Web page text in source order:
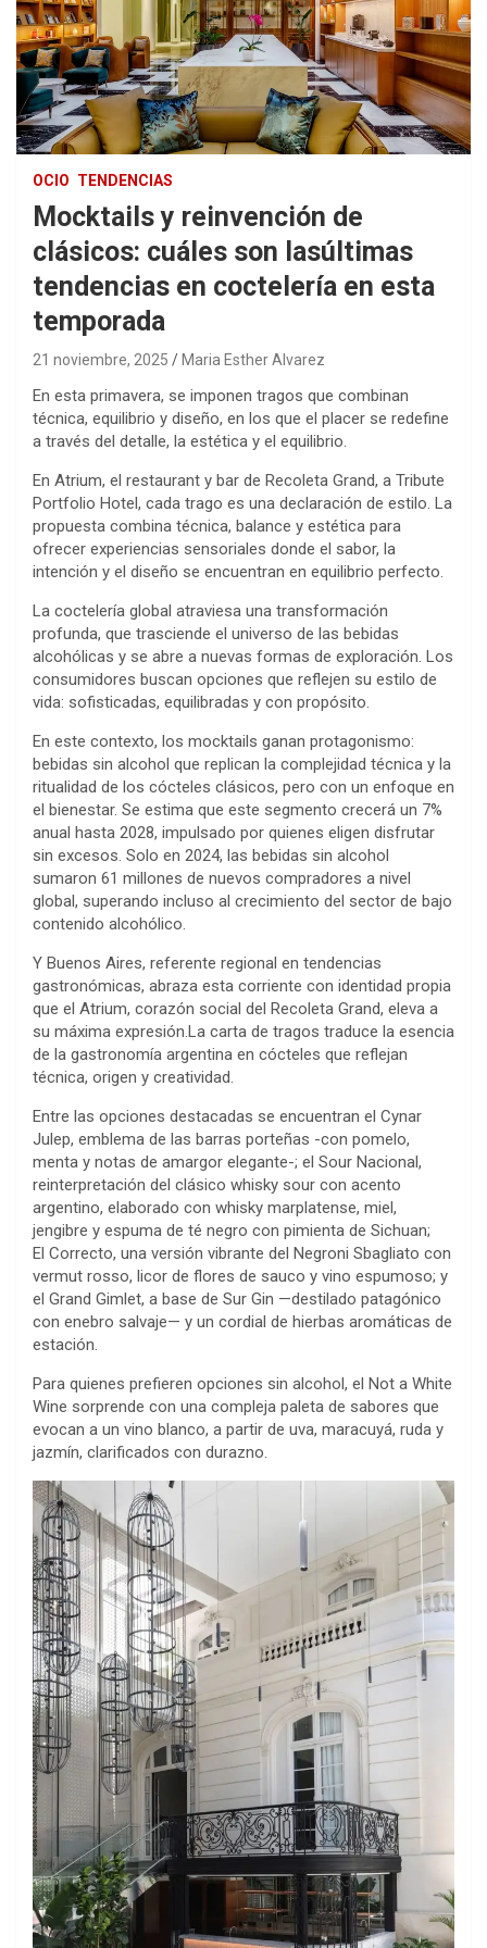
OCIO TENDENCIAS
Mocktails y reinvención de
clásicos: cuáles son lasúltimas
tendencias en coctelería en esta
temporada
21 noviembre, 2025 Maria Esther Alvarez
En esta primavera, se imponen tragos que combinan
técnica, equilibrio y diseño, en los que el placer se redefine
a través del detalle, la estética y el equilibrio.
En Atrium, el restaurant y bar de Recoleta Grand, a Tribute
Portfolio Hotel, cada trago es una declaración de estilo. La
propuesta combina técnica, balance y estética para
ofrecer experiencias sensoriales donde el sabor, la
intención y el diseño se encuentran en equilibrio perfecto.
La coctelería global atraviesa una transformación
profunda, que trasciende el universo de las bebidas
alcohólicas y se abre a nuevas formas de exploración. Los
consumidores buscan opciones que reflejen su estilo de
vida: sofisticadas, equilibradas y con propósito.
En este contexto, los mocktails ganan protagonismo:
bebidas sin alcohol que replican la complejidad técnica y la
ritualidad de los cócteles clásicos, pero con un enfoque en
el bienestar. Se estima que este segmento crecerá un 7%
anual hasta 2028, impulsado por quienes eligen disfrutar
sin excesos. Solo en 2024, las bebidas sin alcohol
sumaron 61 millones de nuevos compradores a nivel
global, superando incluso al crecimiento del sector de bajo
contenido alcohólico.
Y Buenos Aires, referente regional en tendencias
gastronómicas, abraza esta corriente con identidad propia
que el Atrium, corazón social del Recoleta Grand, eleva a
su máxima expresión.La carta de tragos traduce la esencia
de la gastronomía argentina en cócteles que reflejan
técnica, origen y creatividad.
Entre las opciones destacadas se encuentran el Cynar
Julep, emblema de las barras porteñas -con pomelo,
menta y notas de amargor elegante-; el Sour Nacional,
reinterpretación del clásico whisky sour con acento
argentino, elaborado con whisky marplatense, miel,
jengibre y espuma de té negro con pimienta de Sichuan;
El Correcto, una versión vibrante del Negroni Sbagliato con
vermut rosso, licor de flores de sauco y vino espumoso; y
el Grand Gimlet, a base de Sur Gin —destilado patagónico
con enebro salvaje— y un cordial de hierbas aromáticas de
estación.
Para quienes prefieren opciones sin alcohol, el Not a White
Wine sorprende con una compleja paleta de sabores que
evocan a un vino blanco, a partir de uva, maracuyá, ruda y
jazmín, clarificados con durazno.